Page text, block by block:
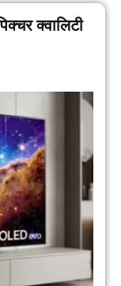
क्वालिटी